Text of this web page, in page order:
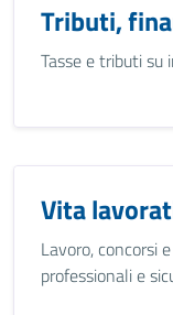
Tributi,
Tasse e tributi su
Vita
Lavoro, concorsi
professionali e